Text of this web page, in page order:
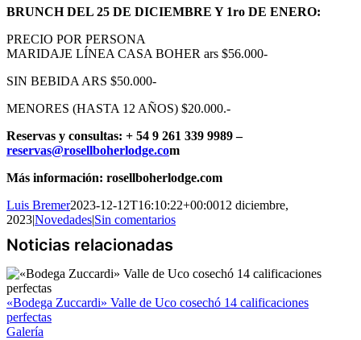
BRUNCH DEL 25 DE DICIEMBRE Y 1ro DE ENERO:
PRECIO POR PERSONA
MARIDAJE LÍNEA CASA BOHER ars $56.000-
SIN BEBIDA ARS $50.000-
MENORES (HASTA 12 AÑOS) $20.000.-
Reservas y consultas: + 54 9 261 339 9989–
reservas@rosellboherlodge.com
Más información: rosellboherlodge.com
Luis Bremer2023-12-12T16:10:22+00:0012 diciembre,
2023|Novedades|Sin comentarios
«Bodega Zuccardi» Valle de Uco cosechó 14 calificaciones
perfectas
Galería